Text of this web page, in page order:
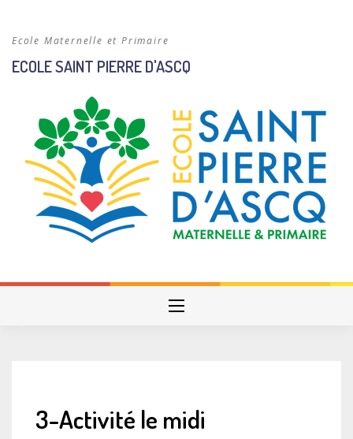
Ecole Maternelle et Primaire
ECOLE SAINT PIERRE D'ASCQ
3-Activité le midi